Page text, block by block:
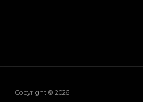
Copyright © 2026